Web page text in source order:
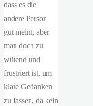
dass es die
andere Person
gut meint, aber
man doch zu
wütend und
frustriert ist, um
klare Gedanken
zu fassen, da kein